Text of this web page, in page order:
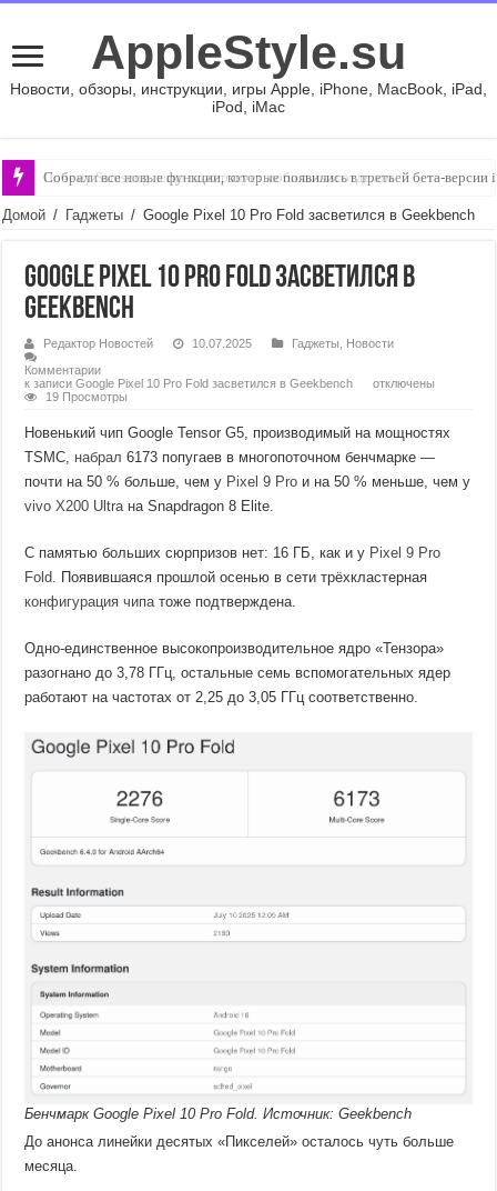
AppleStyle.su
Новости, обзоры, инструкции, игры Apple, iPhone, MacBook, iPad,
iPod, iMac
Почему Samsung легко пожертвует мобильным отделом
Собрали все новые функции, которые появились в третьей бета-версии
Домой / Гаджеты / Google Pixel 10 Pro Fold засветился в Geekbench
Google Pixel 10 Pro Fold засветился в
Geekbench
Редактор Новостей 10.07.2025 Гаджеты
Новости
Комментарии
к записи Google Pixel 10 Pro Fold засветился в Geekbench
отключены
19 Просмотры
Новенький чип Google Tensor G5, производимый на мощностях
TSMC, набрал 6173 попугаев в многопоточном бенчмарке —
почти на 50 % больше, чем у Pixel 9 Pro и на 50 % меньше, чем у
vivo X200 Ultraна Snapdragon 8 Elite.
С памятью больших сюрпризов нет: 16 ГБ, как и у Pixel 9 Pro
Fold. Появившаяся прошлой осенью в сети трёхкластерная
конфигурация чипатоже подтверждена.
Одно-единственное высокопроизводительное ядро «Тензора»
разогнано до 3,78 ГГц, остальные семь вспомогательных ядер
работают на частотах от 2,25 до 3,05 ГГц соответственно.
Бенчмарк Google Pixel 10 Pro Fold. Источник: Geekbench
До анонса линейки десятых «Пикселей» осталось чуть больше
месяца.